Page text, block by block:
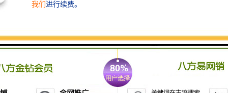
品进行多项性能测试，确保交付给客户的产品100%合
应用领域广泛，服务全国项目
我们的围挡产品与服务已广泛应用于各类工程项目：
建筑施工：为住宅、商业、公共建筑等施工项目提供安
全隔离解决方案，保护施工区域的同时减少对周边环境